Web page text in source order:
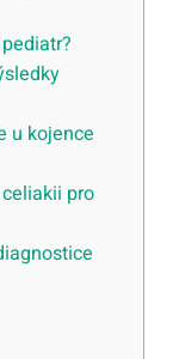
u kojence
pro